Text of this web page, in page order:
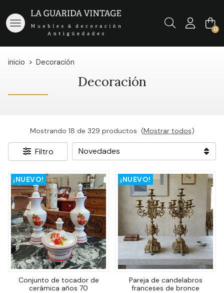
Buscar 0
inicio Decoración
Decoración
Mostrando 18 de 329 productos (Mostrar todos)
Filtro
¡NUEVO!
Conjunto de tocador de
cerámica años 70
¡NUEVO!
Pareja de candelabros
franceses de bronce